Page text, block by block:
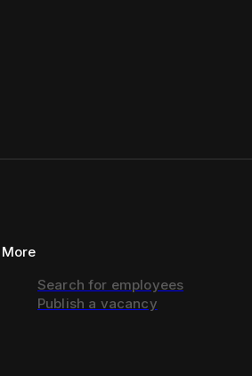
More
Search for employees
Publish a vacancy